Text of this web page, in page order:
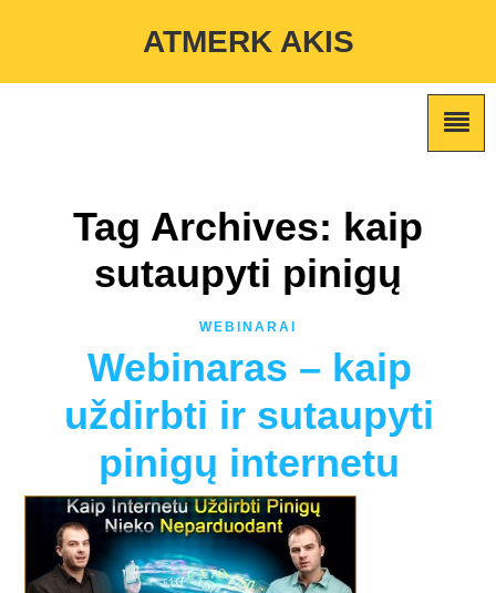
/home/atmerkakis/public_html/wp-content/themes/marketing-
ATMERK AKIS
Tag Archives: kaip
sutaupyti pinigų
WEBINARAI
Webinaras – kaip
uždirbti ir sutaupyti
pinigų internetu